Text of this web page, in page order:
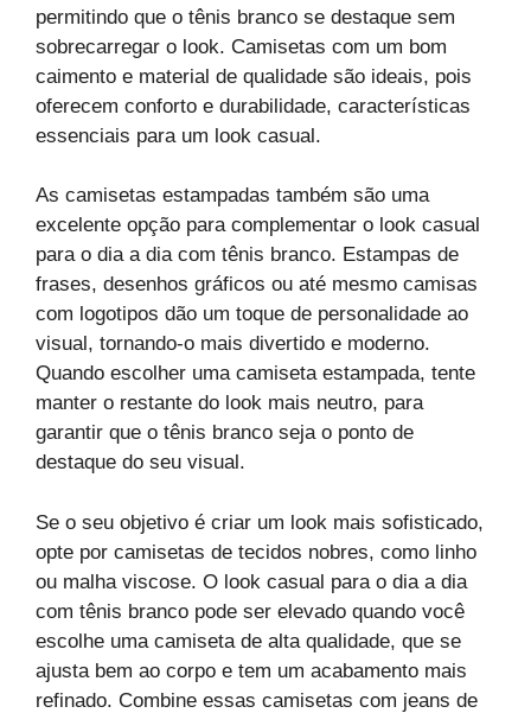
permitindo que o tênis branco se destaque sem
sobrecarregar o look. Camisetas com um bom
caimento e material de qualidade são ideais, pois
oferecem conforto e durabilidade, características
essenciais para um look casual.
As camisetas estampadas também são uma
excelente opção para complementar o look casual
para o dia a dia com tênis branco. Estampas de
frases, desenhos gráficos ou até mesmo camisas
com logotipos dão um toque de personalidade ao
visual, tornando-o mais divertido e moderno.
Quando escolher uma camiseta estampada, tente
manter o restante do look mais neutro, para
garantir que o tênis branco seja o ponto de
destaque do seu visual.
Se o seu objetivo é criar um look mais sofisticado,
opte por camisetas de tecidos nobres, como linho
ou malha viscose. O look casual para o dia a dia
com tênis branco pode ser elevado quando você
escolhe uma camiseta de alta qualidade, que se
ajusta bem ao corpo e tem um acabamento mais
refinado. Combine essas camisetas com jeans de